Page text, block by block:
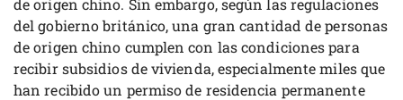
de origen chino. Sin embargo, según las regulaciones
del gobierno británico, una gran cantidad de personas
de origen chino cumplen con las condiciones para
recibir subsidios de vivienda, especialmente miles que
han recibido un permiso de residencia permanente